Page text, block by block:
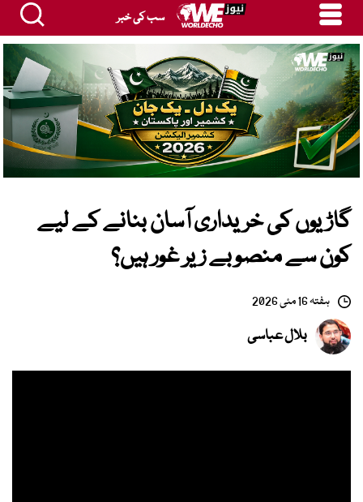
سب کی خبر
گاڑیوں کی خریداری آسان بنانے کے لیے
کون سے منصوبے زیر غور ہیں؟
ہفتہ 16 مئی 2026
بلال عباسی